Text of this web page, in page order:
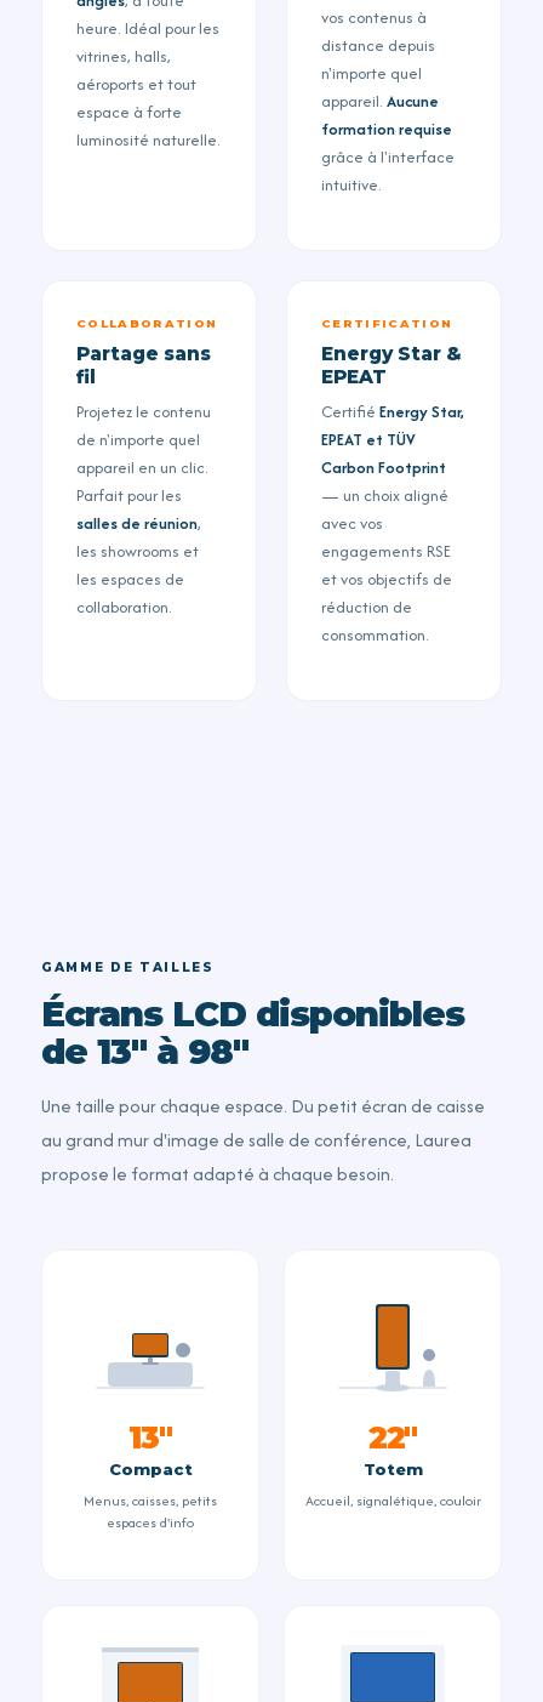
heure. Idéal pour les
vitrines, halls,
aéroports et tout
espace à forte
luminosité naturelle.
vos contenus à
distance depuis
n'importe quel
appareil. Aucune
formation requise
grâce à l'interface
intuitive.
COLLABORATION
Partage sans
fil
Projetez le contenu
de n'importe quel
appareil en un clic.
Parfait pour les
salles de réunion,
les showrooms et
les espaces de
collaboration.
CERTIFICATION
Energy Star &
EPEAT
Certifié Energy Star,
EPEAT et TÜV
Carbon Footprint
— un choix aligné
avec vos
engagements RSE
et vos objectifs de
réduction de
consommation.
GAMME DE TAILLES
Écrans LCD disponibles
de 13'' à 98''
Une taille pour chaque espace. Du petit écran de caisse
au grand mur d'image de salle de conférence, Laurea
propose le format adapté à chaque besoin.
13''
Compact
Menus, caisses, petits
espaces d'info
22''
Totem
Accueil, signalétique, couloir